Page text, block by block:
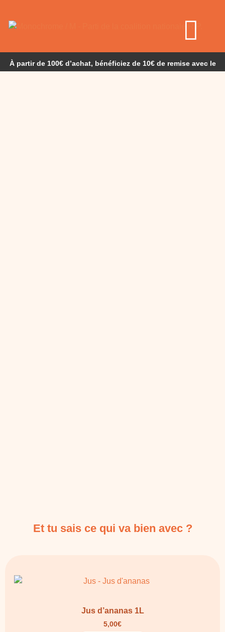
À partir de 100€ d’achat, bénéficiez de 10€ de remise avec le
code : NIGHTAIX10
Et tu sais ce qui va bien avec ?
Jus d’ananas 1L
5,00€